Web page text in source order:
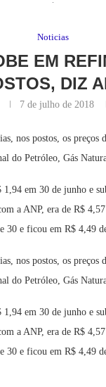
Noticias
EM
DIZ
7 de julho de 2018
nos postos, os
do Petróleo, Gás
em 30 de junho e
a ANP, era de R$
30 e ficou em R$ 4,49
nos postos, os
do Petróleo, Gás
em 30 de junho e
a ANP, era de R$
30 e ficou em R$ 4,49